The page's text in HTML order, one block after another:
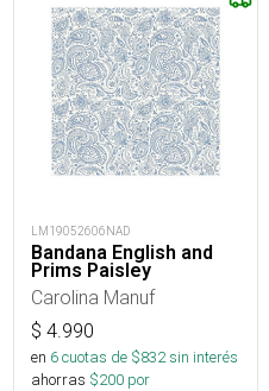
LM19052606NAD
Bandana English and
Prims Paisley
Carolina Manuf
$ 4.990
en 6cuotas de $832sin interés
ahorras $200 por